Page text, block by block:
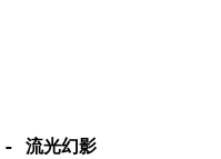
流光幻影